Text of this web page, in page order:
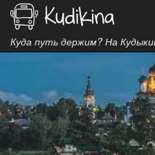
Куда путь держим? На